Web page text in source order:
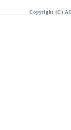
Copyright (C)